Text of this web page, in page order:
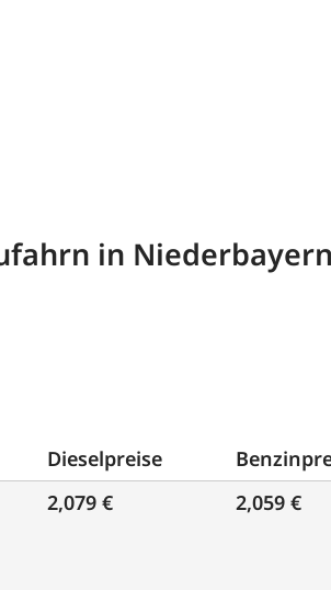
in Niederbayern
Dieselpreise
2,079 € 2,059 €